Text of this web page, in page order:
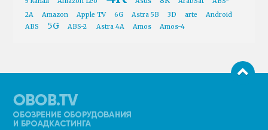
2A
Amazon Apple TV 6G Astra 5B 3D arte
Android
ABS
5G ABS-2 Astra 4A Amos Amos-4